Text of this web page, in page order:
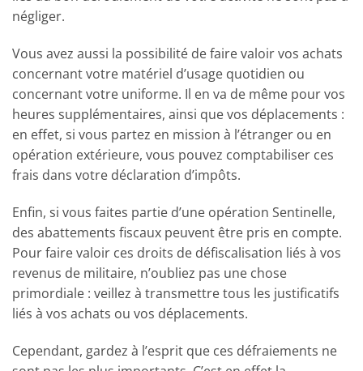
négliger.
Vous avez aussi la possibilité de faire valoir vos achats
concernant votre matériel d’usage quotidien ou
concernant votre uniforme. Il en va de même pour vos
heures supplémentaires, ainsi que vos déplacements :
en effet, si vous partez en mission à l’étranger ou en
opération extérieure, vous pouvez comptabiliser ces
frais dans votre déclaration d’impôts.
Enfin, si vous faites partie d’une opération Sentinelle,
des abattements fiscaux peuvent être pris en compte.
Pour faire valoir ces droits de défiscalisation liés à vos
revenus de militaire, n’oubliez pas une chose
primordiale : veillez à transmettre tous les justificatifs
liés à vos achats ou vos déplacements.
Cependant, gardez à l’esprit que ces défraiements ne